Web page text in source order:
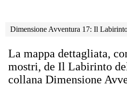
Dimensione Avventura 17: Il
La mappa dettagliata,
mostri, de Il Labirinto
collana Dimensione